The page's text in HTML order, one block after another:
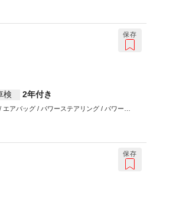
検 2年付き
アバッグ / パワーステアリング / パワーウ
保存
保存